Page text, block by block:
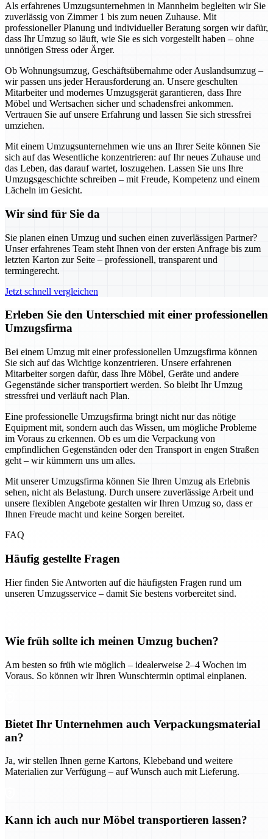
Als erfahrenes Umzugsunternehmen in Mannheim begleiten wir Sie
zuverlässig von Zimmer 1 bis zum neuen Zuhause. Mit
professioneller Planung und individueller Beratung sorgen wir dafür,
dass Ihr Umzug so läuft, wie Sie es sich vorgestellt haben – ohne
unnötigen Stress oder Ärger.
Ob Wohnungsumzug, Geschäftsübernahme oder Auslandsumzug –
wir passen uns jeder Herausforderung an. Unsere geschulten
Mitarbeiter und modernes Umzugsgerät garantieren, dass Ihre
Möbel und Wertsachen sicher und schadensfrei ankommen.
Vertrauen Sie auf unsere Erfahrung und lassen Sie sich stressfrei
umziehen.
Mit einem Umzugsunternehmen wie uns an Ihrer Seite können Sie
sich auf das Wesentliche konzentrieren: auf Ihr neues Zuhause und
das Leben, das darauf wartet, loszugehen. Lassen Sie uns Ihre
Umzugsgeschichte schreiben – mit Freude, Kompetenz und einem
Lächeln im Gesicht.
Wir sind für Sie da
Sie planen einen Umzug und suchen einen zuverlässigen Partner?
Unser erfahrenes Team steht Ihnen von der ersten Anfrage bis zum
letzten Karton zur Seite – professionell, transparent und
termingerecht.
Jetzt schnell vergleichen
Erleben Sie den Unterschied mit einer professionellen
Umzugsfirma
Bei einem Umzug mit einer professionellen Umzugsfirma können
Sie sich auf das Wichtige konzentrieren. Unsere erfahrenen
Mitarbeiter sorgen dafür, dass Ihre Möbel, Geräte und andere
Gegenstände sicher transportiert werden. So bleibt Ihr Umzug
stressfrei und verläuft nach Plan.
Eine professionelle Umzugsfirma bringt nicht nur das nötige
Equipment mit, sondern auch das Wissen, um mögliche Probleme
im Voraus zu erkennen. Ob es um die Verpackung von
empfindlichen Gegenständen oder den Transport in engen Straßen
geht – wir kümmern uns um alles.
Mit unserer Umzugsfirma können Sie Ihren Umzug als Erlebnis
sehen, nicht als Belastung. Durch unsere zuverlässige Arbeit und
unsere flexiblen Angebote gestalten wir Ihren Umzug so, dass er
Ihnen Freude macht und keine Sorgen bereitet.
FAQ
Häufig gestellte Fragen
Hier finden Sie Antworten auf die häufigsten Fragen rund um
unseren Umzugsservice – damit Sie bestens vorbereitet sind.
Wie früh sollte ich meinen Umzug buchen?
Am besten so früh wie möglich – idealerweise 2–4 Wochen im
Voraus. So können wir Ihren Wunschtermin optimal einplanen.
Bietet Ihr Unternehmen auch Verpackungsmaterial
an?
Ja, wir stellen Ihnen gerne Kartons, Klebeband und weitere
Materialien zur Verfügung – auf Wunsch auch mit Lieferung.
Kann ich auch nur Möbel transportieren lassen?